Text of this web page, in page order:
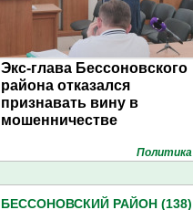
Экс-глава Бессоновского
района отказался
признавать вину в
мошенничестве
Политика
БЕССОНОВСКИЙ РАЙОН (138)